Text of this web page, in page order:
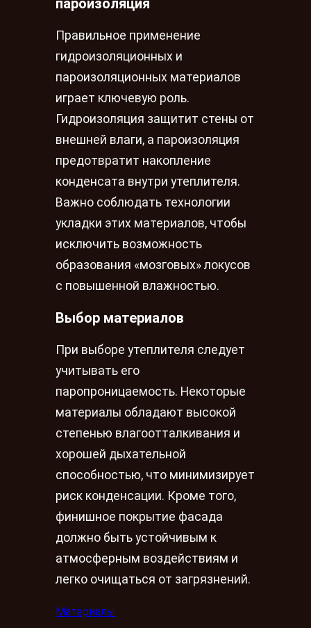
Правильное применение
гидроизоляционных и
пароизоляционных материалов
играет ключевую роль.
Гидроизоляция защитит стены от
внешней влаги, а пароизоляция
предотвратит накопление
конденсата внутри утеплителя.
Важно соблюдать технологии
укладки этих материалов, чтобы
исключить возможность
образования «мозговых» локусов
с повышенной влажностью.
Выбор материалов
При выборе утеплителя следует
учитывать его
паропроницаемость. Некоторые
материалы обладают высокой
степенью влагоотталкивания и
хорошей дыхательной
способностью, что минимизирует
риск конденсации. Кроме того,
финишное покрытие фасада
должно быть устойчивым к
атмосферным воздействиям и
легко очищаться от загрязнений.
Материалы